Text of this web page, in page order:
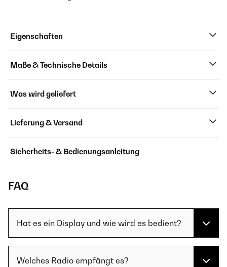
Eigenschaften
Maße & Technische Details
Was wird geliefert
Lieferung & Versand
Sicherheits- & Bedienungsanleitung
FAQ
Hat es ein Display und wie wird es bedient?
Welches Radio empfängt es?